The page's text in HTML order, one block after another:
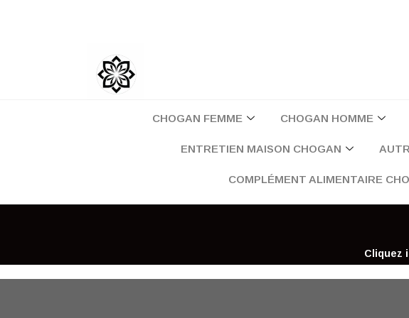
CHOGAN FEMME CHOGAN HOMME
ENTRETIEN MAISON CHOGAN
COMPLÉMENT ALIMENTAIRE
Cliquez